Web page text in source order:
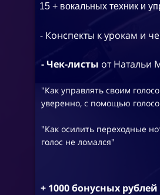
15 + вокальных техник и
- Конспекты к урокам и
- Чек-листы от Натальи
"Как управлять своим
уверенно, с помощью
"Как осилить переходные
голос не ломался"
+ 1000 бонусных рублей